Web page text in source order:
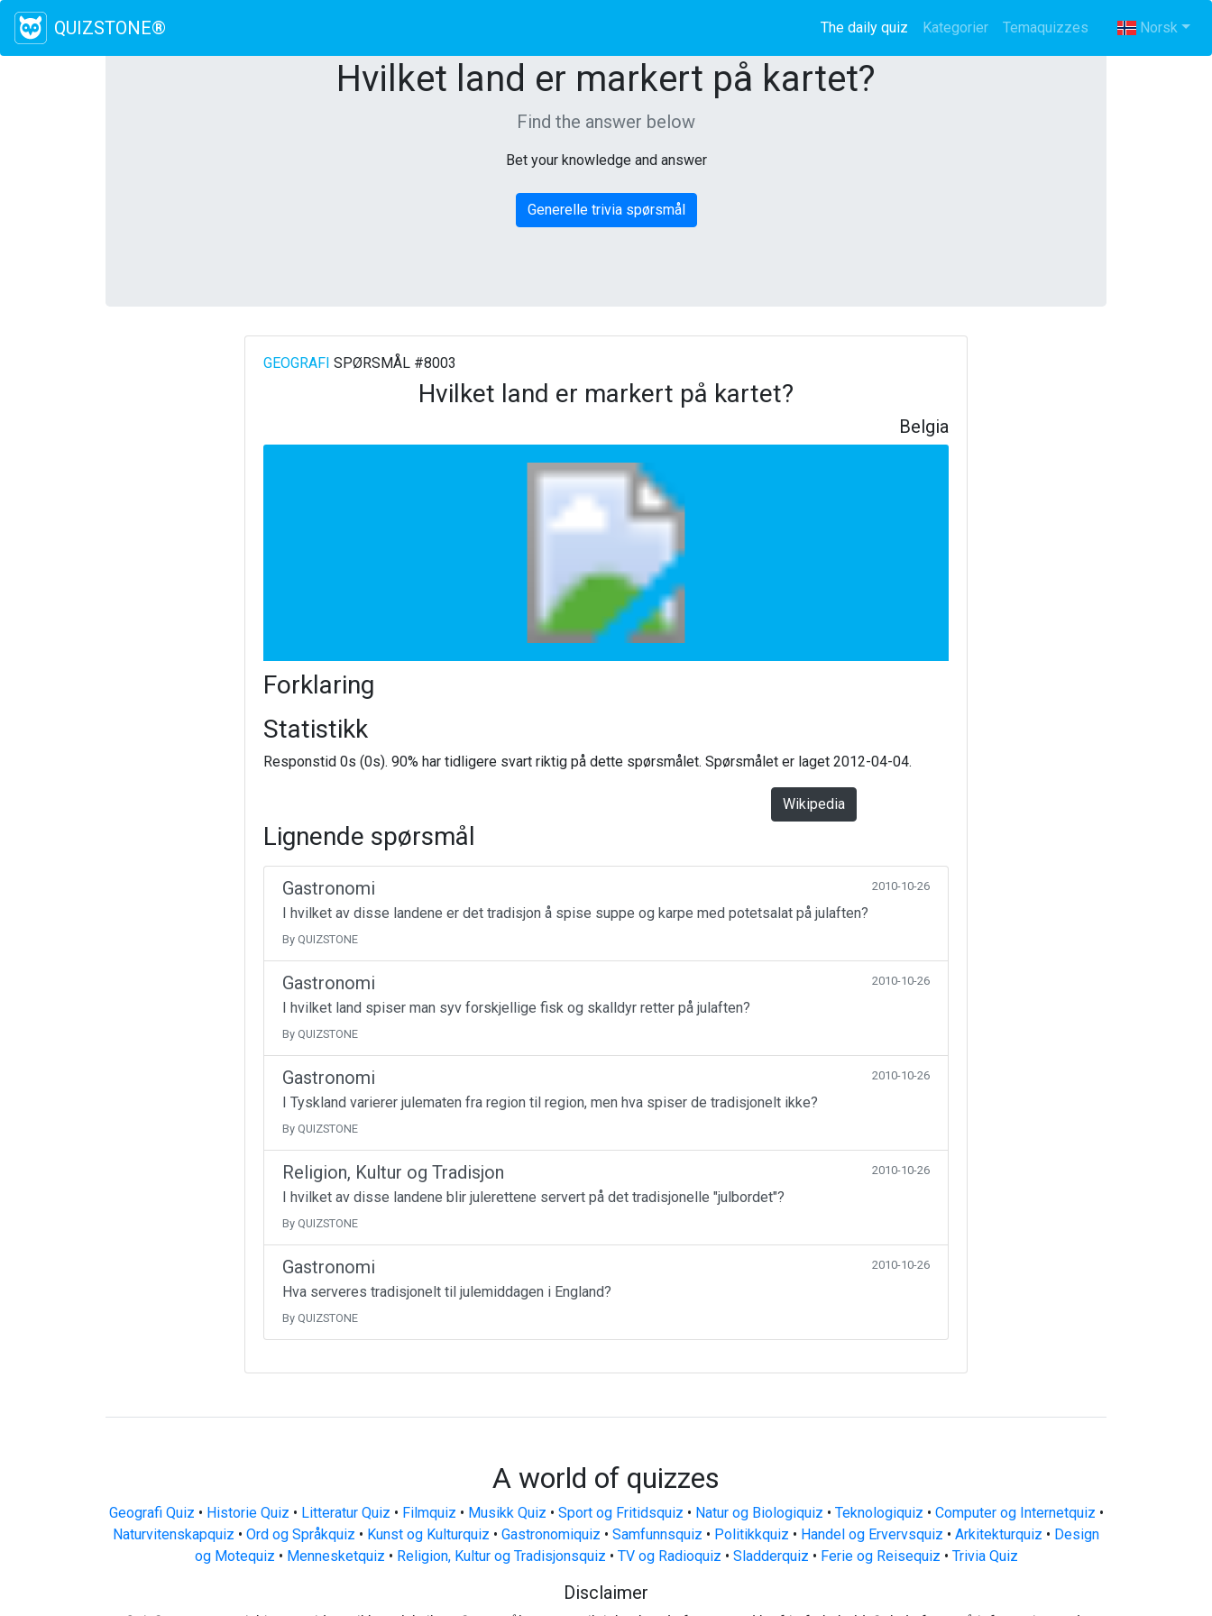
QUIZSTONE® The daily quiz (current)
Kategorier Temaquizzes Norsk
Hvilket land er markert på kartet?
Find the answer below
Bet your knowledge and answer
Generelle trivia spørsmål
GEOGRAFI SPØRSMÅL #8003
Hvilket land er markert på kartet?
Belgia
Forklaring
Statistikk
Responstid 0s (0s). 90% har tidligere svart riktig på dette spørsmålet. Spørsmålet er laget 2012-04-04.
Wikipedia
Lignende spørsmål
Gastronomi 2010-10-26
I hvilket av disse landene er det tradisjon å spise suppe og karpe med potetsalat på julaften?
By QUIZSTONE
Gastronomi 2010-10-26
I hvilket land spiser man syv forskjellige fisk og skalldyr retter på julaften?
By QUIZSTONE
Gastronomi 2010-10-26
I Tyskland varierer julematen fra region til region, men hva spiser de tradisjonelt ikke?
By QUIZSTONE
Religion, Kultur og Tradisjon 2010-10-26
I hvilket av disse landene blir julerettene servert på det tradisjonelle "julbordet"?
By QUIZSTONE
Gastronomi 2010-10-26
Hva serveres tradisjonelt til julemiddagen i England?
By QUIZSTONE
A world of quizzes
Geografi Quiz • Historie Quiz • Litteratur Quiz • Filmquiz • Musikk Quiz • Sport og Fritidsquiz • Natur og Biologiquiz • Teknologiquiz • Computer og Internetquiz •
Naturvitenskapquiz • Ord og Språkquiz • Kunst og Kulturquiz • Gastronomiquiz • Samfunnsquiz • Politikkquiz • Handel og Ervervsquiz • Arkitekturquiz • Design
og Motequiz • Mennesketquiz • Religion, Kultur og Tradisjonsquiz • TV og Radioquiz • Sladderquiz • Ferie og Reisequiz • Trivia Quiz
Disclaimer